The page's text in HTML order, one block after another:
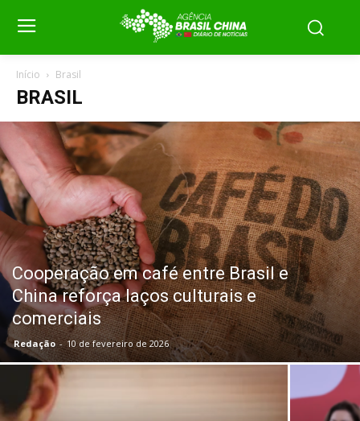
Início Brasil
BRASIL
Cooperação em café entre Brasil e
China reforça laços culturais e
comerciais
Redação - 10 de fevereiro de 2026